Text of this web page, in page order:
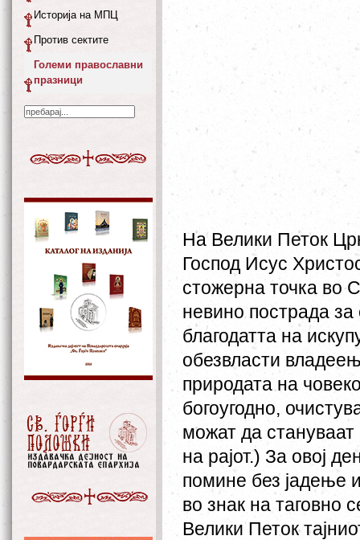
На Велики Петок
Господ Исус
стожерна точка во
невино пострада за
благодатта на
обезвласти
природата на
богоугодно,
можат да
на рајот.) За овој
помине без јадење
во знак на таговно
Велики Петок
Историја на МПЦ
Против сектите
Големи православни
празници